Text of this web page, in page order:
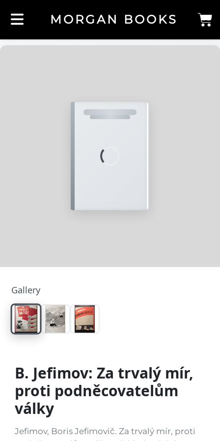
MORGAN BOOKS
Gallery
B. Jefimov: Za trvalý mír,
proti podněcovatelům
války
Jefimov, Boris Jefimovič. Za trvalý mír, proti